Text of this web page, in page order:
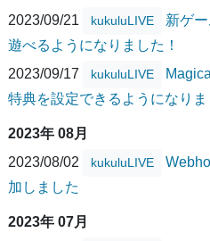
2023/09/21
kukuluLIVE
新ゲ
遊べるようになりました！
2023/09/17
kukuluLIVE
特典を設定できるようになりま
2023年 08月
2023/08/02
kukuluLIVE
加しました
2023年 07月